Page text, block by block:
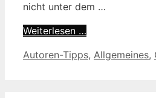
nicht unter dem …
Weiterlesen …
Kategorien
Autoren-Tipps, Allgemeines,